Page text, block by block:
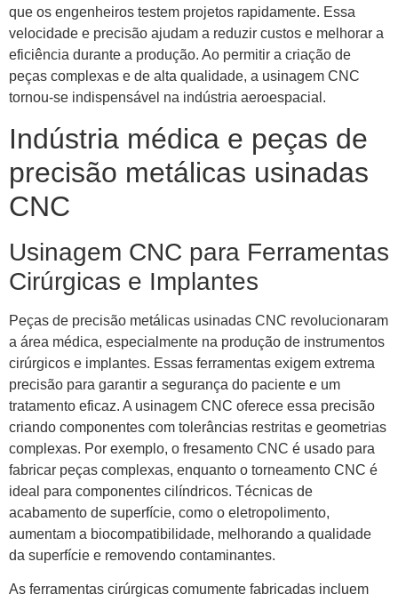
que os engenheiros testem projetos rapidamente. Essa
velocidade e precisão ajudam a reduzir custos e melhorar a
eficiência durante a produção. Ao permitir a criação de
peças complexas e de alta qualidade, a usinagem CNC
tornou-se indispensável na indústria aeroespacial.
Indústria médica e peças de
precisão metálicas usinadas
CNC
Usinagem CNC para Ferramentas
Cirúrgicas e Implantes
Peças de precisão metálicas usinadas CNC revolucionaram
a área médica, especialmente na produção de instrumentos
cirúrgicos e implantes. Essas ferramentas exigem extrema
precisão para garantir a segurança do paciente e um
tratamento eficaz. A usinagem CNC oferece essa precisão
criando componentes com tolerâncias restritas e geometrias
complexas. Por exemplo, o fresamento CNC é usado para
fabricar peças complexas, enquanto o torneamento CNC é
ideal para componentes cilíndricos. Técnicas de
acabamento de superfície, como o eletropolimento,
aumentam a biocompatibilidade, melhorando a qualidade
da superfície e removendo contaminantes.
As ferramentas cirúrgicas comumente fabricadas incluem